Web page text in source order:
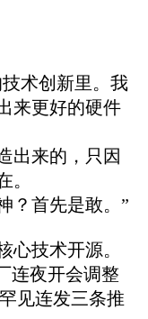
术创新里。我
来更好的硬件
出来的，只因
。
？首先是敢。”
技术开源。
连夜开会调整
见连发三条推